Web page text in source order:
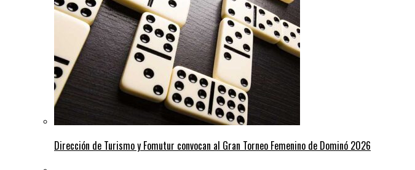
Dirección de Turismo y Fomutur convocan al Gran Torneo Femenino de Dominó 2026